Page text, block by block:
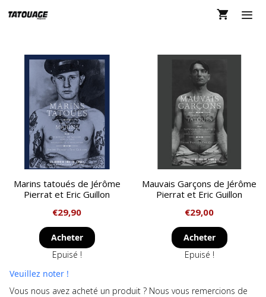
au
Marins tatoués de Jérôme
Pierrat et Eric Guillon
€29,90
Acheter
Epuisé !
Mauvais Garçons de Jérôme
Pierrat et Eric Guillon
€29,00
Acheter
Epuisé !
Veuillez noter !
Vous nous avez acheté un produit ? Nous vous remercions de